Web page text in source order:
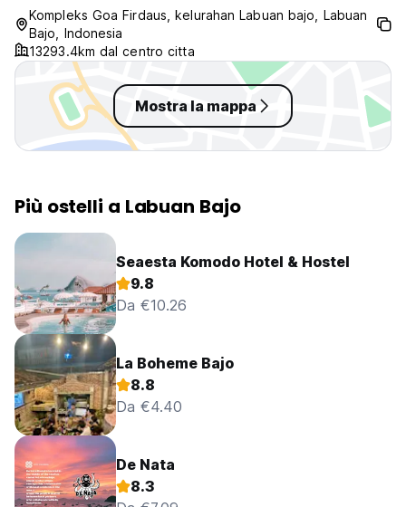
Kompleks Goa Firdaus, kelurahan Labuan bajo, Labuan
Bajo, Indonesia
13293.4km dal centro citta
Mostra la mappa
Più ostelli a Labuan Bajo
Seaesta Komodo Hotel & Hostel
9.8
Da €10.26
La Boheme Bajo
8.8
Da €4.40
De Nata
8.3